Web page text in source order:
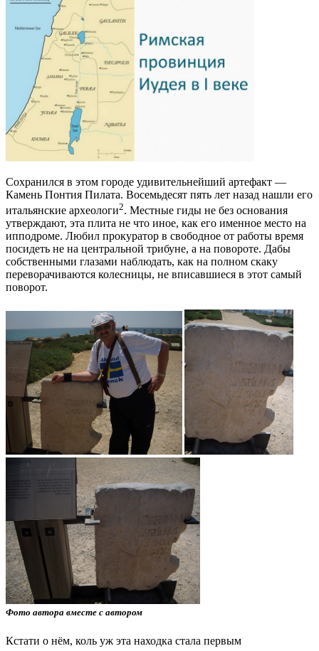
Сохранился в этом городе удивительнейший артефакт —
Камень Понтия Пилата. Восемьдесят пять лет назад нашли его
итальянские археологи2. Местные гиды не без основания
утверждают, эта плита не что иное, как его именное место на
ипподроме. Любил прокуратор в свободное от работы время
посидеть не на центральной трибуне, а на повороте. Дабы
собственными глазами наблюдать, как на полном скаку
переворачиваются колесницы, не вписавшиеся в этот самый
поворот.
Фото автора вместе с автором
Кстати о нём, коль уж эта находка стала первым